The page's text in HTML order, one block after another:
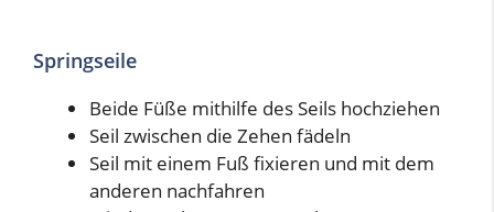
Springseile
Beide Füße mithilfe des Seils hochziehen
Seil zwischen die Zehen fädeln
Seil mit einem Fuß fixieren und mit dem
anderen nachfahren